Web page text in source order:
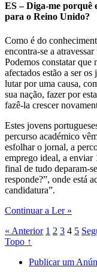
ES – Diga-me porquê
para o Reino Unido?
Como é do
encontra-se a
Podemos constatar que
afectados estão a ser
lutar por uma causa,
sua nação, fazer por
fazê-la crescer
Estes jovens
percurso académico
esfolhar o jornal, a
emprego ideal, a enviar
final de tudo deparam-
responde?”, onde está
candidatura”.
Continuar a Ler »
« Anterior 1 2 3 4 5
Topo ↑
Publicar um